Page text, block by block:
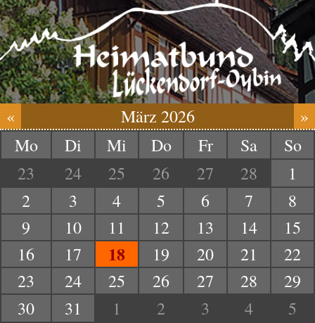
« März 2026
»
Mo
Di Mi Do Fr Sa
So
23
24 25 26 27 28
1
2
3 4 5 6 7
8
9
10 11 12 13 14
15
16
17 18 19 20 21
22
23
24 25 26 27 28
29
30
31 1 2 3 4 5